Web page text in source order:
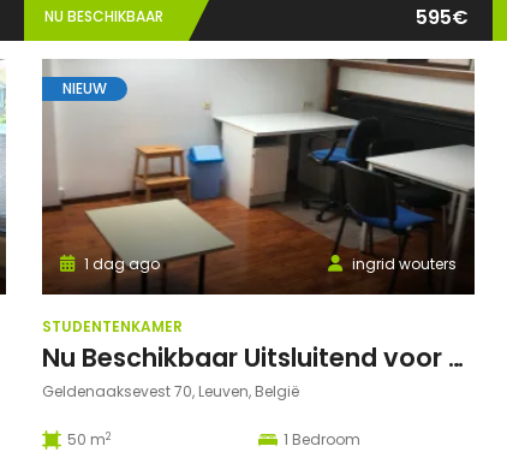
NU BESCHIKBAAR 595€
NIEUW
ingrid wouters
1 dag ago
STUDENTENKAMER
Nu Beschikbaar Uitsluitend voor Augustus 2026 in Leuven Studio
Geldenaaksevest 70, Leuven, België
50 m2 1 Bedroom